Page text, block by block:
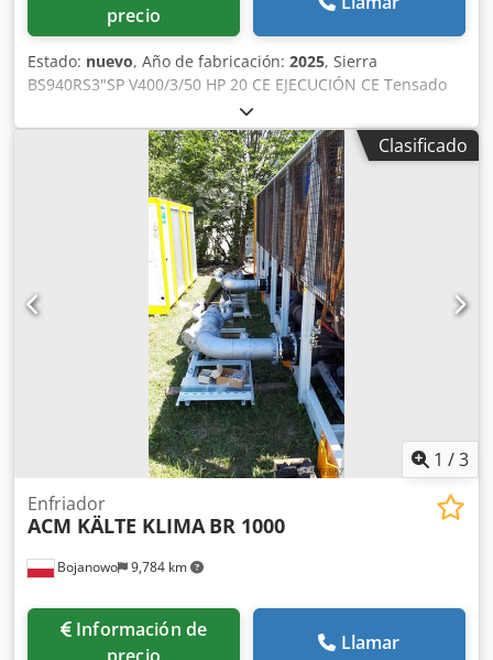
precio
Estado: nuevo, Año de fabricación: 2025, Sierra
BS940RS3"SP V400/3/50 HP 20 CE EJECUCIÓN CE Tensado
manual de la hoja Equipamiento estándar Motor
autofrenante 400 V/3/50 Base reforzada de doble columna
Sistema de tensado de hoja de acero con sistema de
lubricación de la guía Interruptor de emergencia delantero
accionado por cable Dsdpfx Aexzu Nmslieck Botón de
parada de emergencia trasero Volantes sólidos (1/3 de
corona delantera) sin recubrimiento de goma Rascadores
de bronce en los volantes Sistema de lubricación por
gravedad de la hoja mediante almohadilla de fieltro
Arrancador automático estrella-triángulo Indicador de
tensión de la hoja Elevación de la guía de la hoja por
cremallera con protección de hoja incorporada Ancho
máximo de la hoja: 90 mm La hoja no está incluida En esta
configuración se incluye: - Guías superior e inferior de la
hoja con insertos laterales de bronce; - Motor trifásico
400V/50HZ/20HP autofrenante; - Palet horizontal para
transporte ALIMENTADOR RA260 ELP (SR026) V400/3/50*CE
EJECUCIÓN WE Control neumático - Variador electrónico de
velocidad
Clasificado
1 /3
Bojanowo 9,784 km
Enfriador
ACM KÄLTE KLIMA BR 1000
Información de
Llamar